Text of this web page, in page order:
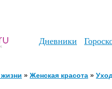
Дневники
» Женская красота »